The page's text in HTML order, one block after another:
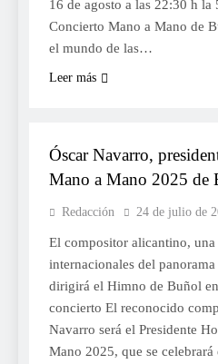
16 de agosto a las 22:30 h la
Concierto Mano a Mano de
el mundo de las…
Leer más
Óscar Navarro,
Mano a Mano 2025 de
Redacción 24 de julio de
El compositor alicantino, una
internacionales del
dirigirá el Himno de Buñol
concierto El reconocido
Navarro será el Presidente
Mano 2025, que se